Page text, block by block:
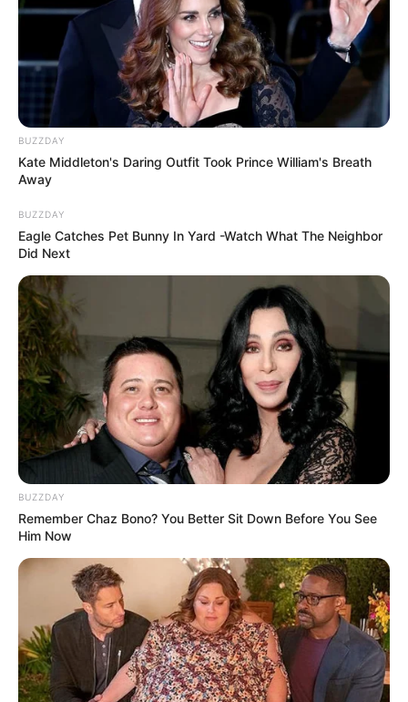
BUZZDAY
Kate Middleton's Daring Outfit Took Prince William's Breath
Away
BUZZDAY
Eagle Catches Pet Bunny In Yard -Watch What The Neighbor
Did Next
BUZZDAY
Remember Chaz Bono? You Better Sit Down Before You See
Him Now